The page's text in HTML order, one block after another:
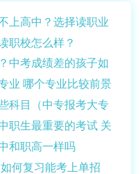
上高中？选择读职业
职校怎么样？
中考成绩差的孩子如
业 哪个专业比较前景
科目（中专报考大专
职生最重要的考试 关
和职高一样吗
何复习能考上单招